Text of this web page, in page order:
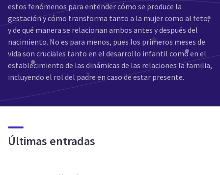
estos fenómenos para entender cómo se produce la
gestación y cómo transforma tanto a la mujer como al feto,
y de qué manera se relacionan ambos antes y después del
nacimiento. No es para menos, pues los primeros meses de
vida son cruciales tanto en el desarrollo infantil como en el
establecimiento de las dinámicas de las relaciones la familia,
incluyendo el rol del padre en caso de estar presente.
Últimas entradas